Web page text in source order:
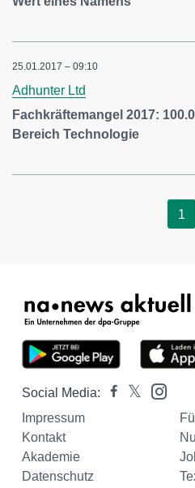
25.01.2017 – 09:10
Adhunter Ltd
Fachkräftemangel 2017:
Bereich Technologie
1
Social Media:
Impressum
Kontakt
Akademie
Datenschutz